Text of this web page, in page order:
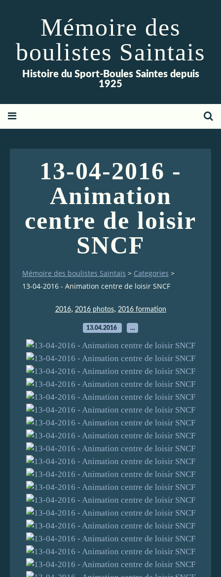
Mémoire des
boulistes Saintais
Histoire du Sport-Boules Saintes depuis
1925
13-04-2016 -
Animation
centre de loisir
SNCF
Mémoire des boulistes Saintais > Categories >
13-04-2016 - Animation centre de loisir SNCF
2016, 2016 photos, 2016 formation
13.04.2016 …